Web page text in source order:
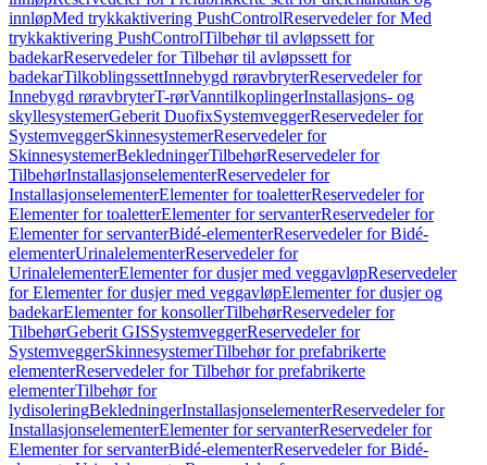
innløpMed trykkaktivering PushControlReservedeler for Med
trykkaktivering PushControlTilbehør til avløpssett for
badekarReservedeler for Tilbehør til avløpssett for
badekarTilkoblingssettInnebygd røravbryterReservedeler for
Innebygd røravbryterT-rørVanntilkoplingerInstallasjons- og
skyllesystemerGeberit DuofixSystemveggerReservedeler for
SystemveggerSkinnesystemerReservedeler for
SkinnesystemerBekledningerTilbehørReservedeler for
TilbehørInstallasjonselementerReservedeler for
InstallasjonselementerElementer for toaletterReservedeler for
Elementer for toaletterElementer for servanterReservedeler for
Elementer for servanterBidé-elementerReservedeler for Bidé-
elementerUrinalelementerReservedeler for
UrinalelementerElementer for dusjer med veggavløpReservedeler
for Elementer for dusjer med veggavløpElementer for dusjer og
badekarElementer for konsollerTilbehørReservedeler for
TilbehørGeberit GISSystemveggerReservedeler for
SystemveggerSkinnesystemerTilbehør for prefabrikerte
elementerReservedeler for Tilbehør for prefabrikerte
elementerTilbehør for
lydisoleringBekledningerInstallasjonselementerReservedeler for
InstallasjonselementerElementer for servanterReservedeler for
Elementer for servanterBidé-elementerReservedeler for Bidé-